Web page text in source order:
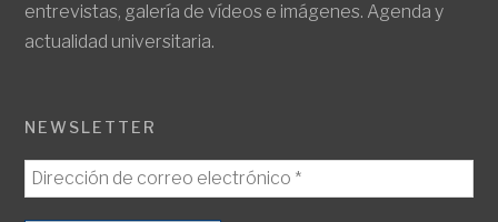
entrevistas, galería de vídeos e imágenes. Agenda y
actualidad universitaria.
NEWSLETTER